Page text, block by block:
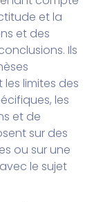
et la
et des
Ils
limites des
les
et de
sur des
ou sur une
le sujet